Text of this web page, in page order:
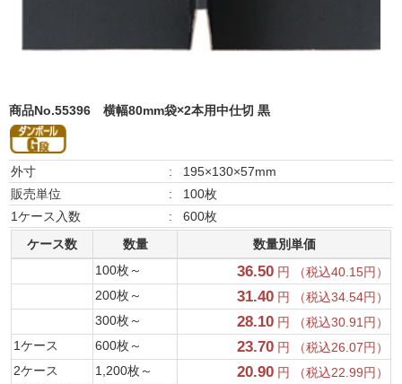
商品No.55396 横幅80mm袋×2本用中仕切 黒
外寸 :
195×130×57mm
販売単位
:
100枚
1ケース入数
:
600枚
ケース数
数量
数量別単価
100枚～
36.50 円 （税込40.15円）
200枚～
31.40 円 （税込34.54円）
300枚～
28.10 円 （税込30.91円）
1ケース
600枚～ 23.70 円 （税込26.07円）
2ケース
1,200枚～ 20.90 円 （税込22.99円）